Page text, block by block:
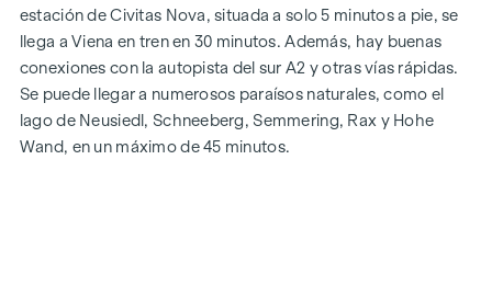
estación de Civitas Nova, situada a solo 5 minutos a pie, se
llega a Viena en tren en 30 minutos. Además, hay buenas
conexiones con la autopista del sur A2 y otras vías rápidas.
Se puede llegar a numerosos paraísos naturales, como el
lago de Neusiedl, Schneeberg, Semmering, Rax y Hohe
Wand, en un máximo de 45 minutos.